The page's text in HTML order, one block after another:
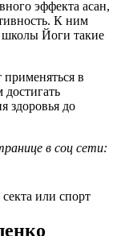
эффекта асан,
К ним
школы Йоги такие
в
здоровья до
в соц сети:
или спорт